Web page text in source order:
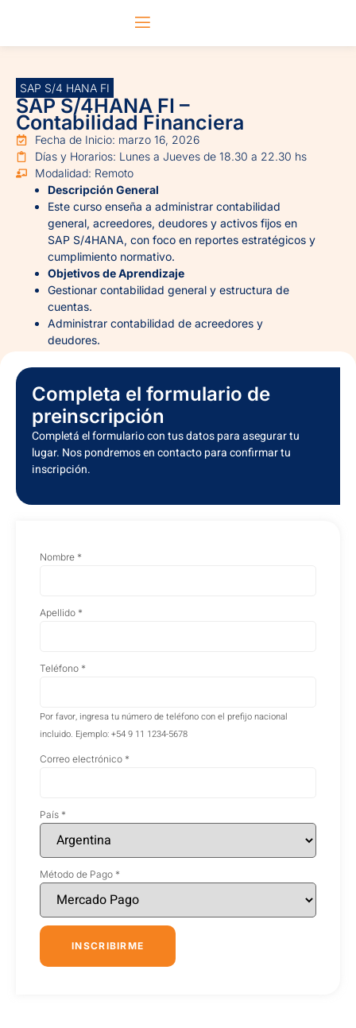
SAP S/4 HANA FI
SAP S/4HANA FI –
Contabilidad Financiera
Fecha de Inicio: marzo 16, 2026
Días y Horarios: Lunes a Jueves de 18.30 a 22.30 hs
Modalidad: Remoto
Descripción General
Este curso enseña a administrar contabilidad
general, acreedores, deudores y activos fijos en
SAP S/4HANA, con foco en reportes estratégicos y
cumplimiento normativo.
Objetivos de Aprendizaje
Gestionar contabilidad general y estructura de
cuentas.
Administrar contabilidad de acreedores y
deudores.
Generar reportes de alta calidad para decisiones
estratégicas.
Inscribirme
Completa el formulario de
preinscripción
Completá el formulario con tus datos para asegurar tu
lugar. Nos pondremos en contacto para confirmar tu
inscripción.
Nombre *
Apellido *
Teléfono *
Por favor, ingresa tu número de teléfono con el prefijo nacional
incluido. Ejemplo: +54 9 11 1234-5678
Correo electrónico *
País *
Método de Pago *
INSCRIBIRME